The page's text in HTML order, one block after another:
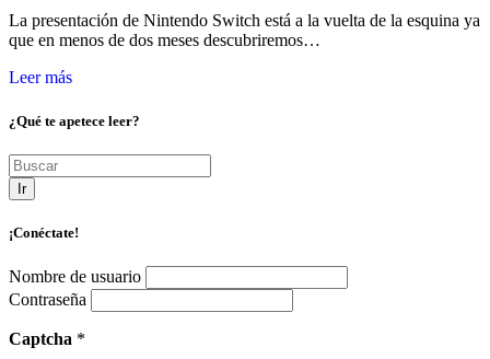
La presentación de Nintendo Switch está a la vuelta de la esquina ya
que en menos de dos meses descubriremos…
Leer más
¿Qué te apetece leer?
Ir
¡Conéctate!
Nombre de usuario
Contraseña
Captcha *